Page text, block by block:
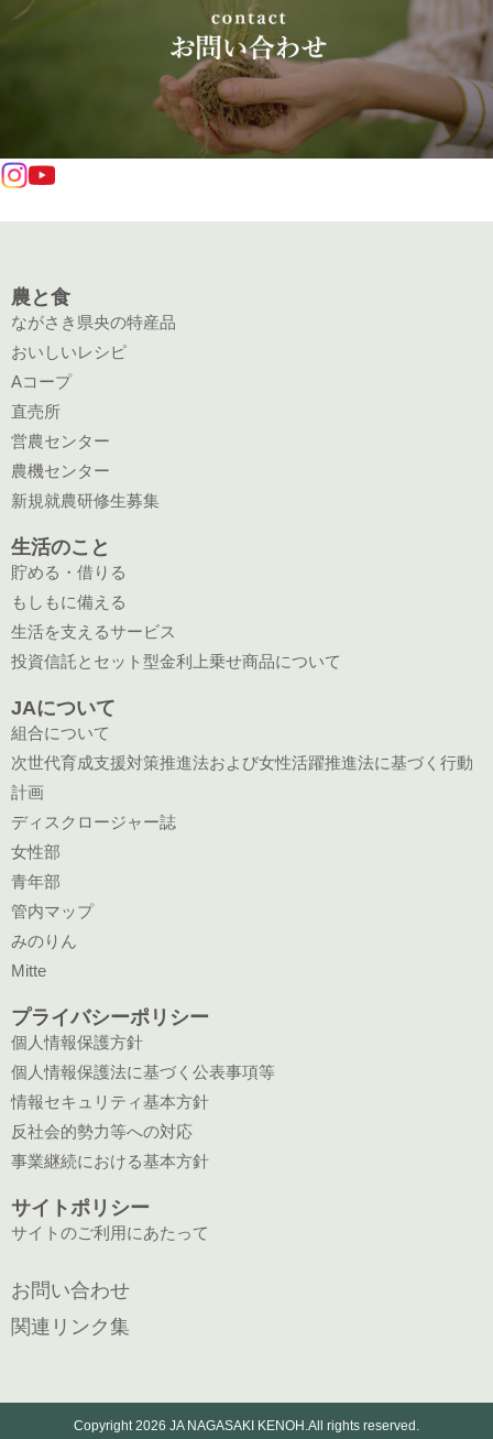
農と食
ながさき県央の特産品
おいしいレシピ
Aコープ
直売所
営農センター
農機センター
新規就農研修生募集
生活のこと
貯める・借りる
もしもに備える
生活を支えるサービス
投資信託とセット型金利上乗せ商品について
JAについて
組合について
次世代育成支援対策推進法および女性活躍推進法に基づく行動
計画
ディスクロージャー誌
女性部
青年部
管内マップ
みのりん
Mitte
プライバシーポリシー
個人情報保護方針
個人情報保護法に基づく公表事項等
情報セキュリティ基本方針
反社会的勢力等への対応
事業継続における基本方針
サイトポリシー
サイトのご利用にあたって
お問い合わせ
関連リンク集
Copyright 2026 JA NAGASAKI KENOH.All rights reserved.